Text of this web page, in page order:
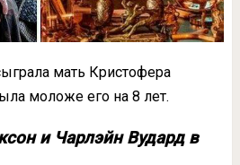
мать Кристофера
моложе его на 8 лет.
и Чарлэйн Вудард в